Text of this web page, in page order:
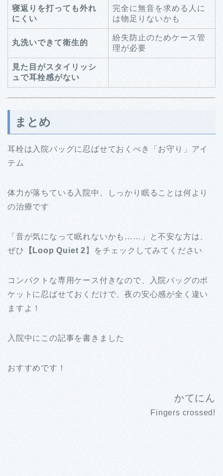
寝返りを打っても外れ
にくい
完全に無音を求める人に
は物足りないかも
丸洗いできて衛生的
紛失防止のためケース管
理が必要
見た目がスタイリッシ
ュで耳栓感がない
まとめ
耳栓は入院バッグに忍ばせておくべき「お守り」アイ
テム
体力が落ちている入院中、しっかり眠ることは何より
の治療です
「音が気になって眠れないかも……」と不安な方は、
ぜひ 【Loop Quiet 2 】をチェックしてみてください
コンパクトな専用ケース付きなので、入院バッグのポ
ケットに忍ばせておくだけで、夜の安心感が全く違い
ますよ！
入院中にこの記事を書きました
おすすめです！
かてにん
Fingers crossed!